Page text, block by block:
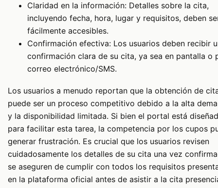
Claridad en la información: Detalles sobre la cita,
incluyendo fecha, hora, lugar y requisitos, deben
fácilmente accesibles.
Confirmación efectiva: Los usuarios deben recibir
confirmación clara de su cita, ya sea en pantalla o
correo electrónico/SMS.
Los usuarios a menudo reportan que la obtención de
puede ser un proceso competitivo debido a la alta
y la disponibilidad limitada. Si bien el portal está
para facilitar esta tarea, la competencia por los cupos
generar frustración. Es crucial que los usuarios revisen
cuidadosamente los detalles de su cita una vez
se aseguren de cumplir con todos los requisitos
en la plataforma oficial antes de asistir a la cita